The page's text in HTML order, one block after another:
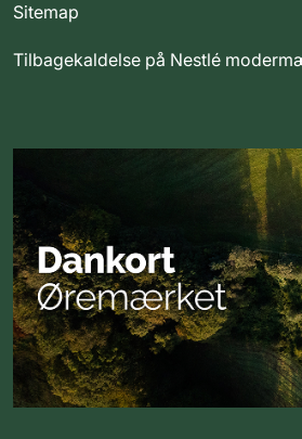
Sitemap
Tilbagekaldelse på Nestlé